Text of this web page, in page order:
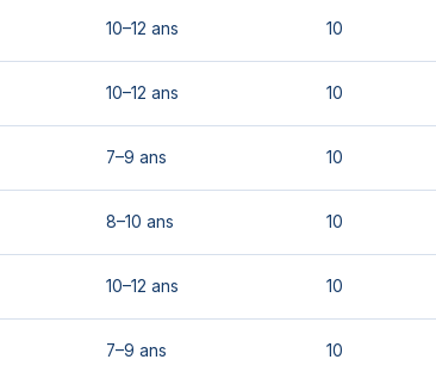
10–12 ans 10
10–12 ans 10
7–9 ans 10
8–10 ans 10
10–12 ans 10
7–9 ans 10